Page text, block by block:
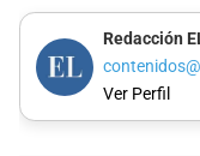
Redacción
Ver Perfil